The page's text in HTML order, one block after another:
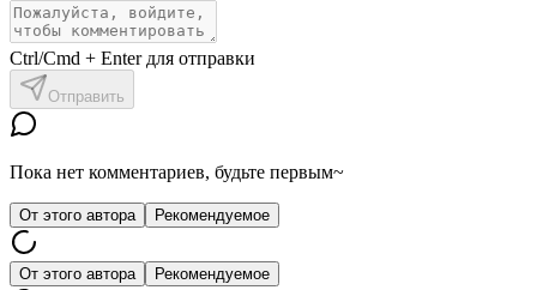
Ctrl/Cmd + Enter для отправки
Отправить
Пока нет комментариев, будьте первым~
От этого автора Рекомендуемое
От этого автора Рекомендуемое